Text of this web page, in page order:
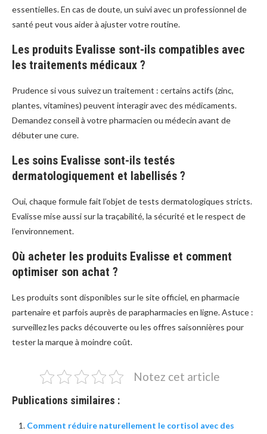
essentielles. En cas de doute, un suivi avec un professionnel de
santé peut vous aider à ajuster votre routine.
Les produits Evalisse sont-ils compatibles avec
les traitements médicaux ?
Prudence si vous suivez un traitement : certains actifs (zinc,
plantes, vitamines) peuvent interagir avec des médicaments.
Demandez conseil à votre pharmacien ou médecin avant de
débuter une cure.
Les soins Evalisse sont-ils testés
dermatologiquement et labellisés ?
Oui, chaque formule fait l’objet de tests dermatologiques stricts.
Evalisse mise aussi sur la traçabilité, la sécurité et le respect de
l’environnement.
Où acheter les produits Evalisse et comment
optimiser son achat ?
Les produits sont disponibles sur le site officiel, en pharmacie
partenaire et parfois auprès de parapharmacies en ligne. Astuce :
surveillez les packs découverte ou les offres saisonnières pour
tester la marque à moindre coût.
Notez cet article
Publications similaires :
Comment réduire naturellement le cortisol avec des